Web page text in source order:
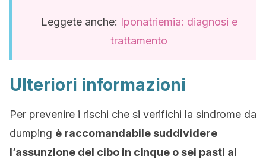
Leggete anche: Iponatriemia: diagnosi e
trattamento
Ulteriori informazioni
Per prevenire i rischi che si verifichi la sindrome da
dumping è raccomandabile suddividere
l’assunzione del cibo in cinque o sei pasti al